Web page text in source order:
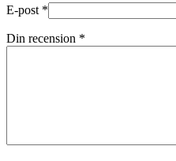
E-post *
Din recension *